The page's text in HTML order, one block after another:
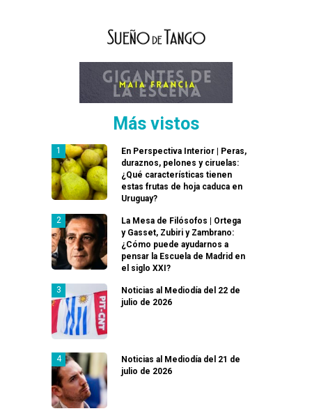
Más vistos
En Perspectiva Interior | Peras,
duraznos, pelones y ciruelas:
¿Qué características tienen
estas frutas de hoja caduca en
Uruguay?
La Mesa de Filósofos | Ortega
y Gasset, Zubiri y Zambrano:
¿Cómo puede ayudarnos a
pensar la Escuela de Madrid en
el siglo XXI?
Noticias al Mediodía del 22 de
julio de 2026
Noticias al Mediodía del 21 de
julio de 2026